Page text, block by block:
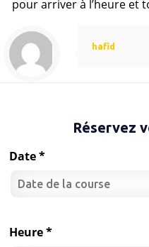
pour arriver à l’heure et
hafid
Réservez
Date *
Heure *